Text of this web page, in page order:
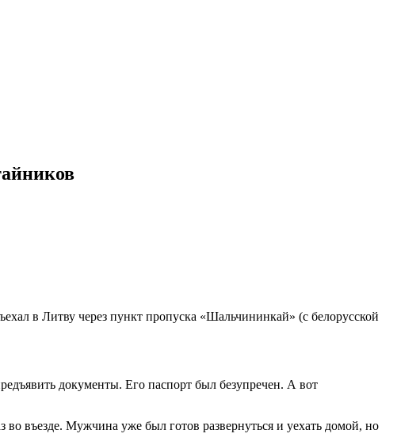
в Литву через пункт пропуска «Шальчининкай» (с белорусской
документы. Его паспорт был безупречен. А вот
въезде. Мужчина уже был готов развернуться и уехать домой, но